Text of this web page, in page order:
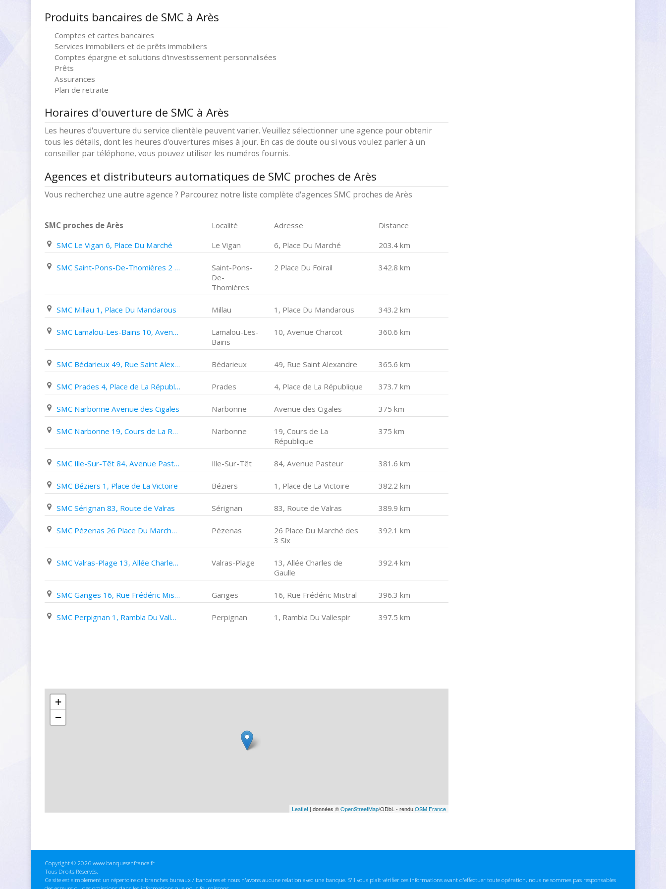
Produits bancaires de SMC à Arès
Comptes et cartes bancaires
Services immobiliers et de prêts immobiliers
Comptes épargne et solutions d'investissement personnalisées
Prêts
Assurances
Plan de retraite
Horaires d'ouverture de SMC à Arès
Les heures d'ouverture du service clientèle peuvent varier. Veuillez sélectionner une agence pour obtenir
tous les détails, dont les heures d'ouvertures mises à jour. En cas de doute ou si vous voulez parler à un
conseiller par téléphone, vous pouvez utiliser les numéros fournis.
Agences et distributeurs automatiques de SMC proches de Arès
Vous recherchez une autre agence ? Parcourez notre liste complète d'agences SMC proches de Arès
SMC proches de Arès Localité Adresse
Distance
SMC Le Vigan 6, Place Du Marché
Le Vigan 6, Place Du Marché 203.4 km
SMC Saint-Pons-De-Thomières 2 Place Du Foirail
Saint-Pons-
De-
Thomières
2 Place Du Foirail 342.8 km
SMC Millau 1, Place Du Mandarous Millau 1, Place Du Mandarous 343.2 km
SMC Lamalou-Les-Bains 10, Avenue Charcot
Lamalou-Les-
Bains
10, Avenue Charcot 360.6 km
SMC Bédarieux 49, Rue Saint Alexandre Bédarieux 49, Rue Saint Alexandre 365.6 km
SMC Prades 4, Place de La République Prades 4, Place de La République 373.7 km
SMC Narbonne Avenue des Cigales Narbonne Avenue des Cigales 375 km
SMC Narbonne 19, Cours de La République Narbonne
19, Cours de La
République
375 km
SMC Ille-Sur-Têt 84, Avenue Pasteur Ille-Sur-Têt 84, Avenue Pasteur 381.6 km
SMC Béziers 1, Place de La Victoire Béziers 1, Place de La Victoire 382.2 km
SMC Sérignan 83, Route de Valras Sérignan 83, Route de Valras 389.9 km
SMC Pézenas 26 Place Du Marché des 3 Six Pézenas
26 Place Du Marché des
3 Six
392.1 km
SMC Valras-Plage 13, Allée Charles de Gaulle Valras-Plage
13, Allée Charles de
Gaulle
392.4 km
SMC Ganges 16, Rue Frédéric Mistral Ganges 16, Rue Frédéric Mistral 396.3 km
SMC Perpignan 1, Rambla Du Vallespir Perpignan 1, Rambla Du Vallespir 397.5 km
+
−
Leaflet| données ©OpenStreetMap/ODbL - renduOSM France
Copyright © 2026 www.banquesenfrance.fr
Tous Droits Réservés.
Ce site est simplement un répertoire de branches bureaux / bancaires et nous n'avons aucune relation avec une banque. S'il vous plaît vérifier ces informations avant d'effectuer toute opération, nous ne sommes pas responsables